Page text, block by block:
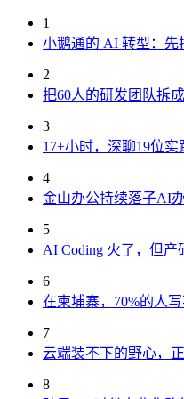
1
小鹅通的 AI 转型：先
2
把60人的研发团队拆
3
17+小时，深聊19位
4
金山办公持续落子AI
5
AI Coding 火了，但
6
在柬埔寨，70%的人
7
云端装不下的野心，
8